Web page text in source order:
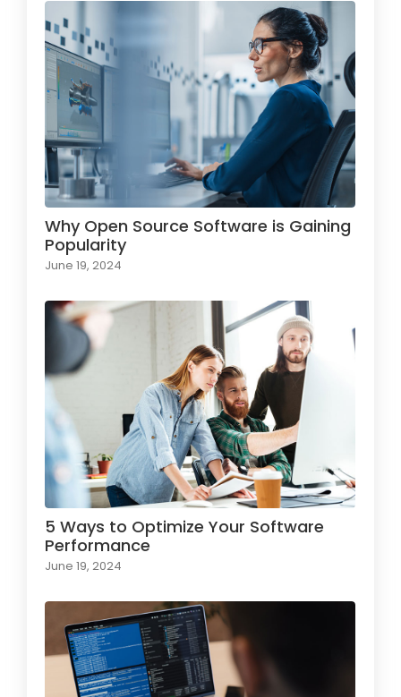
Why Open Source Software is Gaining
Popularity
June 19, 2024
5 Ways to Optimize Your Software
Performance
June 19, 2024